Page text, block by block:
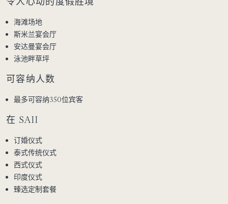
海滩场地
斯米兰宴会厅
安达曼宴会厅
泳池畔草坪
可容纳人数
最多可容纳350位宾客
在 SAII
订婚仪式
泰式传统仪式
西式仪式
印度仪式
臻选定制套餐